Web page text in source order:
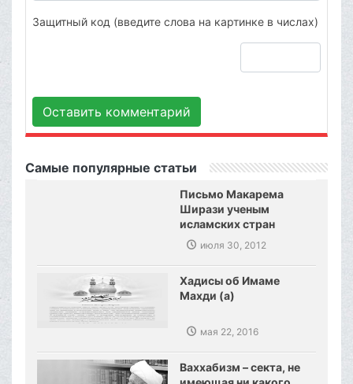
Защитный код (введите слова на картинке в числах)
Оставить комментарий
Самые популярные статьи
Письмо Макарема
Ширази ученым
исламских стран
июля 30, 2012
Хадисы об Имаме
Махди (а)
мая 22, 2016
Ваххабизм – секта, не